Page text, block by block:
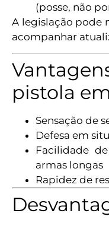
(posse, não
A legislação pode
acompanhar
pistola
Sensação de
Defesa em
Facilidade
armas longas
Rapidez de